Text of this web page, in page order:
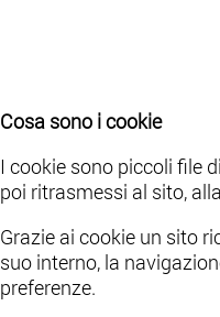
Cosa sono i cookie
I cookie sono piccoli file
poi ritrasmessi al sito,
Grazie ai cookie un sito
suo interno, la
preferenze.